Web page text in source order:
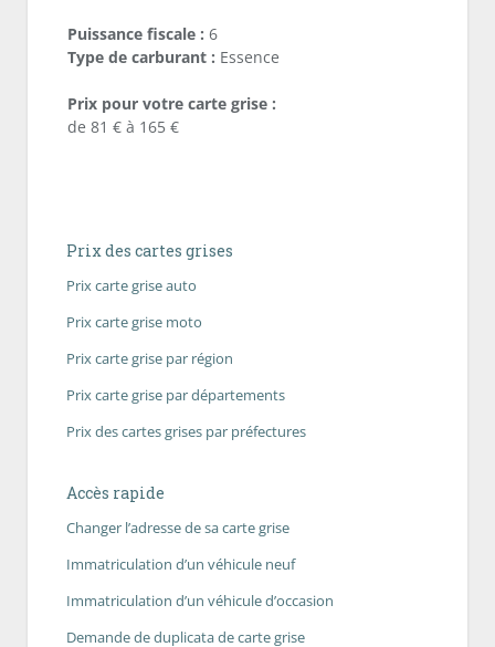
Puissance fiscale : 6
Type de carburant : Essence
Prix pour votre carte grise :
de 81 € à 165 €
Prix des cartes grises
Prix carte grise auto
Prix carte grise moto
Prix carte grise par région
Prix carte grise par départements
Prix des cartes grises par préfectures
Accès rapide
Changer l’adresse de sa carte grise
Immatriculation d’un véhicule neuf
Immatriculation d’un véhicule d’occasion
Demande de duplicata de carte grise